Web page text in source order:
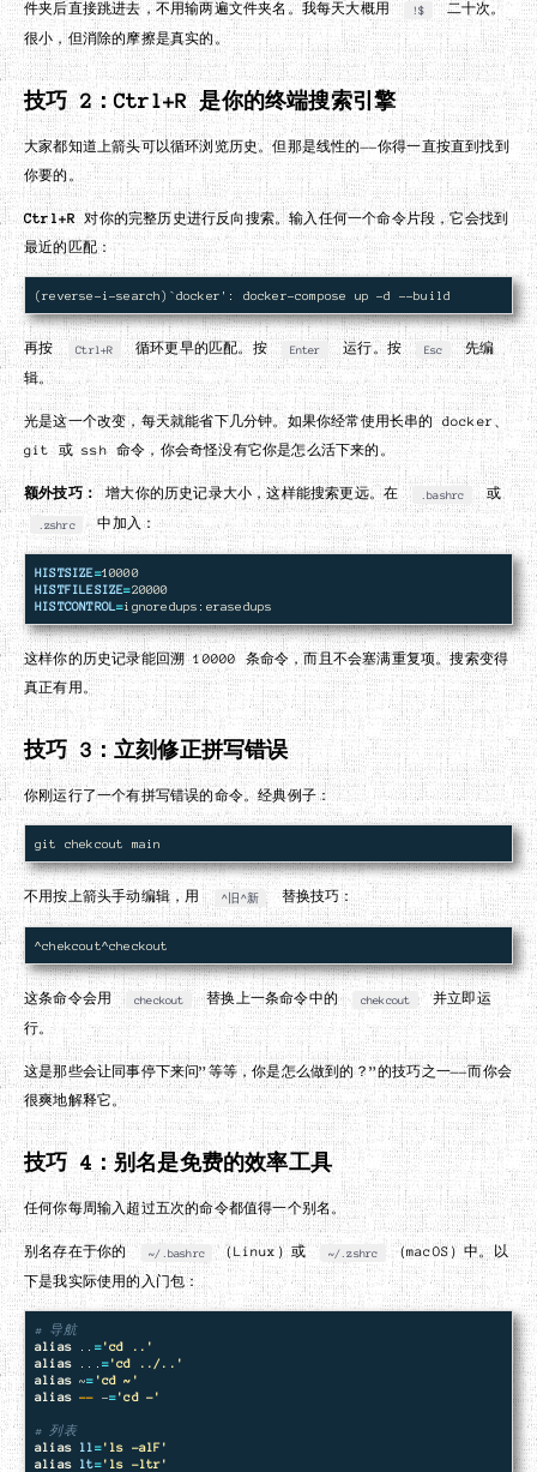
件夹后直接跳进去，不用输两遍文件夹名。我每天大概用 !$ 二十次。
很小，但消除的摩擦是真实的。
技巧 2：Ctrl+R 是你的终端搜索引擎
大家都知道上箭头可以循环浏览历史。但那是线性的——你得一直按直到找到
你要的。
Ctrl+R对你的完整历史进行反向搜索。输入任何一个命令片段，它会找到
最近的匹配：
再按 Ctrl+R 循环更早的匹配。按 Enter 运行。按 Esc 先编
辑。
光是这一个改变，每天就能省下几分钟。如果你经常使用长串的 docker、
git 或 ssh 命令，你会奇怪没有它你是怎么活下来的。
额外技巧：增大你的历史记录大小，这样能搜索更远。在 .bashrc 或
.zshrc 中加入：
HISTSIZE=
10000
HISTFILESIZE=
HISTCONTROL=
这样你的历史记录能回溯 10000 条命令，而且不会塞满重复项。搜索变得
真正有用。
技巧 3：立刻修正拼写错误
你刚运行了一个有拼写错误的命令。经典例子：
不用按上箭头手动编辑，用 ^旧^新 替换技巧：
这条命令会用 checkout 替换上一条命令中的 chekcout 并立即运
行。
这是那些会让同事停下来问”等等，你是怎么做到的？”的技巧之一——而你会
很爽地解释它。
技巧 4：别名是免费的效率工具
任何你每周输入超过五次的命令都值得一个别名。
别名存在于你的 ~/.bashrc （Linux）或 ~/.zshrc （macOS）中。以
下是我实际使用的入门包：
# 导航
alias
='cd ..'
alias
='cd ../..'
alias ~= 'cd ~'
alias -- -='cd -'
# 列表
alias ll ='ls -alF'
alias lt='ls -ltr'